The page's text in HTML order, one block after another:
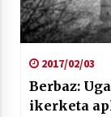
2017/02/03
Berbaz:
ikerketa